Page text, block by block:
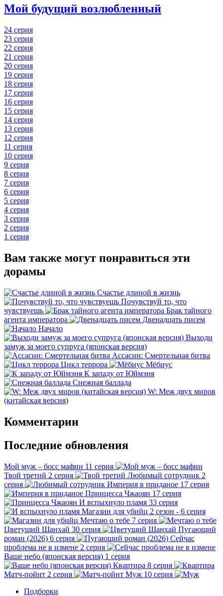
Мой будущий возлюбленный
24 серия
23 серия
22 серия
21 серия
20 серия
19 серия
18 серия
17 серия
16 серия
15 серия
14 серия
13 серия
12 серия
11 серия
10 серия
9 серия
8 серия
7 серия
6 серия
5 серия
4 серия
3 серия
2 серия
1 серия
Вам также могут понравиться эти
дорамы
Счастье длиной в жизнь
Почувствуй то, что
чувствуешь
Брак тайного
агента императора
Двенадцать писем
Начало
Выходи
замуж за моего супруга (японская версия)
Ассасин: Смертельная битва
Цикл террора
Мёбиус
К западу от Юймэня
Снежная баллада
W: Меж двух миров
(китайская версия)
Комментарии
Последние обновления
Мой муж – босс мафии 11 серия
Твой третий 2 серия Любимый сотрудник 2
серия
Империя в приданое 17 серия
Принцесса Чжаоян 17 серия
И вспыхнуло пламя 33 серия
Магазин для убийц 2 сезон - 6 серия
Мечтаю о тебе 7 серия
Цветущий Шанхай 30 серия
Пугающий
роман (2026) 6 серия
Сейчас
проблема не в измене 2 серия
Ваше небо (японская версия) 1 серия
Квартира 8 серия
Матч-пойнт 2 серия Муж 10 серия
Подборки